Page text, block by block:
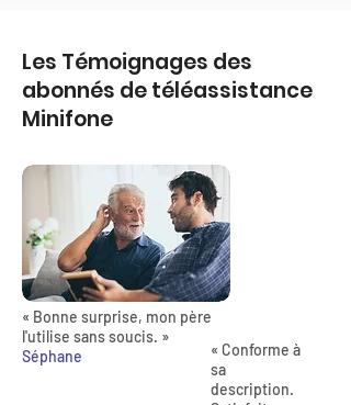
Les Témoignages des
abonnés de téléassistance
Minifone
« Bonne surprise, mon père
l'utilise sans soucis. »
Séphane
« Conforme à
sa
description.